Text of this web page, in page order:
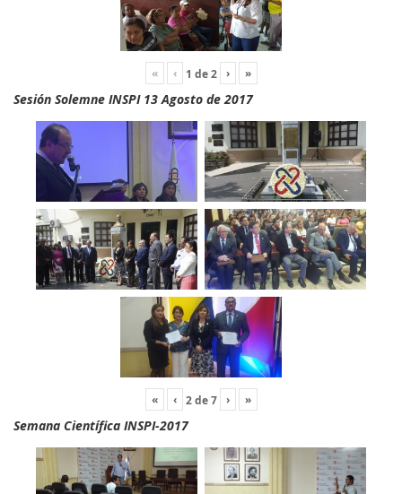
« ‹ 1 de2 › »
Sesión Solemne INSPI 13 Agosto de 2017
« ‹ 2de7 › »
Semana Científica INSPI-2017